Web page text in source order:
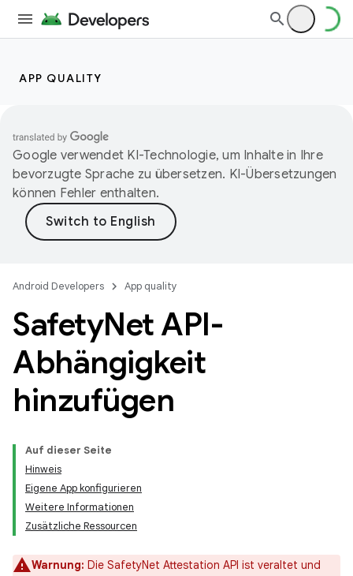
APP QUALITY
Google verwendet KI-Technologie, um Inhalte in Ihre
bevorzugte Sprache zu übersetzen. KI-Übersetzungen
können Fehler enthalten.
Android Developers App quality
SafetyNet API-
Abhängigkeit
hinzufügen
Auf dieser Seite
Hinweis
Eigene App konfigurieren
Weitere Informationen
Zusätzliche Ressourcen
Warnung: Die SafetyNet Attestation API ist veraltet und